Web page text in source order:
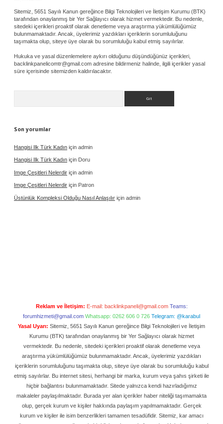
Sitemiz, 5651 Sayılı Kanun gereğince Bilgi Teknolojileri ve İletişim Kurumu (BTK)
tarafından onaylanmış bir Yer Sağlayıcı olarak hizmet vermektedir. Bu nedenle,
sitedeki içerikleri proaktif olarak denetleme veya araştırma yükümlülüğümüz
bulunmamaktadır. Ancak, üyelerimiz yazdıkları içeriklerin sorumluluğunu
taşımakta olup, siteye üye olarak bu sorumluluğu kabul etmiş sayılırlar.
Hukuka ve yasal düzenlemelere aykırı olduğunu düşündüğünüz içerikleri,
backlinkpanelicomtr@gmail.com adresine bildirmeniz halinde, ilgili içerikler yasal
süre içerisinde sitemizden kaldırılacaktır.
Son yorumlar
Hangisi Ilk Türk Kadın için admin
Hangisi Ilk Türk Kadın için Doru
Imge Çeşitleri Nelerdir için admin
Imge Çeşitleri Nelerdir için Patron
Üstünlük Kompleksi Olduğu Nasıl Anlaşılır için admin
Reklam ve İletişim: E-mail: backlinkpaneli@gmail.com Teams:
forumhizmeti@gmail.com Whatsapp: 0262 606 0 726 Telegram: @karabul
Yasal Uyarı: Sitemiz, 5651 Sayılı Kanun gereğince Bilgi Teknolojileri ve İletişim
Kurumu (BTK) tarafından onaylanmış bir Yer Sağlayıcı olarak hizmet
vermektedir. Bu nedenle, sitedeki içerikleri proaktif olarak denetleme veya
araştırma yükümlülüğümüz bulunmamaktadır. Ancak, üyelerimiz yazdıkları
içeriklerin sorumluluğunu taşımakta olup, siteye üye olarak bu sorumluluğu kabul
etmiş sayılırlar. Bu internet sitesi, herhangi bir marka, kurum veya şahıs şirketi ile
hiçbir bağlantısı bulunmamaktadır. Sitede yalnızca kendi hazırladığımız
makaleler paylaşılmaktadır. Burada yer alan içerikler haber niteliği taşımamakta
olup, gerçek kurum ve kişiler hakkında paylaşım yapılmamaktadır. Gerçek
kurum ve kişiler ile isim benzerlikleri tamamen tesadüfidir. Sitemiz, kar amacı